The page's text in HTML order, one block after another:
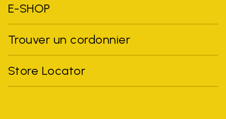
E-SHOP
Trouver un cordonnier
Store Locator